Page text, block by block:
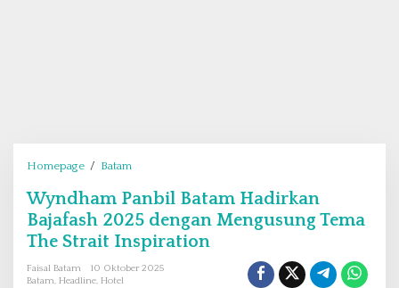
Homepage / Batam
n
d
h
m
Wyndham Panbil Batam Hadirkan
Bajafash 2025 dengan Mengusung Tema
The Strait Inspiration
Faisal Batam
10 Oktober 2025
Batam, Headline, Hotel